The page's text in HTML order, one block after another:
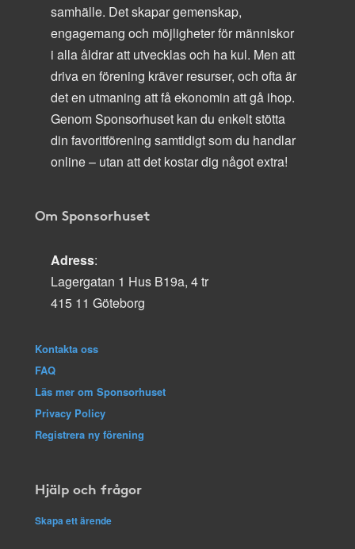
samhälle. Det skapar gemenskap,
engagemang och möjligheter för människor
i alla åldrar att utvecklas och ha kul. Men att
driva en förening kräver resurser, och ofta är
det en utmaning att få ekonomin att gå ihop.
Genom Sponsorhuset kan du enkelt stötta
din favoritförening samtidigt som du handlar
online – utan att det kostar dig något extra!
Om Sponsorhuset
Adress:
Lagergatan 1 Hus B19a, 4 tr
415 11 Göteborg
Kontakta oss
FAQ
Läs mer om Sponsorhuset
Privacy Policy
Registrera ny förening
Hjälp och frågor
Skapa ett ärende